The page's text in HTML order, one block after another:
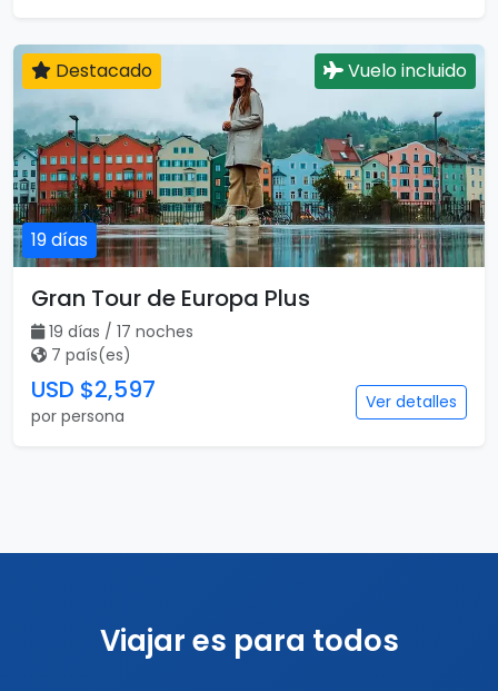
19 días
Destacado Vuelo incluido
Gran Tour de Europa Plus
19 días / 17 noches
7 país(es)
USD $2,597
por persona
Ver detalles
Viajar es para todos